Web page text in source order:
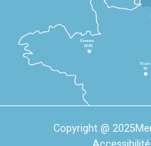
Rennes
2h30
Tours
3h
Copyright @ 2025